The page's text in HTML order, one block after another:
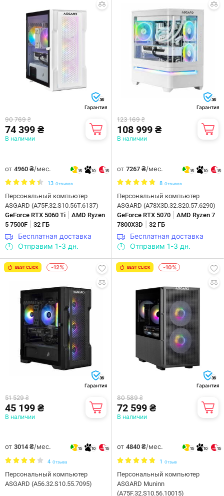
36
Гарантия
90 769 ₴
74 399 ₴
В наличии
от 4960 ₴/мес. 15 10 15
13 Отзывов
Персональный компьютер
ASGARD (A75F.32.S10.56T.6137)
GeForce RTX 5060 Ti
AMD Ryzen
5 7500F
32 ГБ
Бесплатная доставка
Отправим 1-3 дн.
36
Гарантия
123 169 ₴
108 999 ₴
В наличии
от 7267 ₴/мес. 15 10 15
8 Отзывов
Персональный компьютер
ASGARD (A78X3D.32.S20.57.6290)
GeForce RTX 5070
AMD Ryzen 7
7800X3D
32 ГБ
Бесплатная доставка
Отправим 1-3 дн.
BEST CLICK -12%
36
Гарантия
51 529 ₴
45 199 ₴
В наличии
от 3014 ₴/мес. 15 10 15
4 Отзыва
Персональный компьютер
ASGARD (A56.32.S10.55.7095)
BEST CLICK -10%
36
Гарантия
80 589 ₴
72 599 ₴
В наличии
от 4840 ₴/мес. 15 10 15
1 Отзыв
Персональный компьютер
ASGARD Muninn
(A75F.32.S10.56.10015)